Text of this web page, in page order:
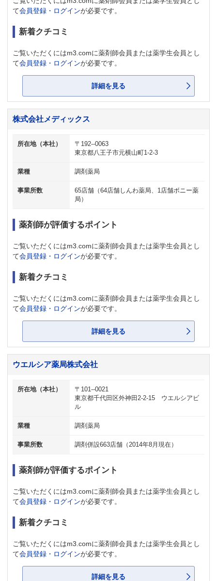
て会員登録・ログインが必要です。
新着クチコミ
ご覧いただくにはm3.comに薬剤師会員または薬学生会員とし
て会員登録・ログインが必要です。
詳細を見る
株式会社メディックス
所在地（本社）
〒192--0063
東京都八王子市元横山町1-2-3
業種 調剤薬局
事業所数
65店舗（64店舗しんわ薬局、1店舗ボニー薬
局）
薬剤師が評価するポイント
ご覧いただくにはm3.comに薬剤師会員または薬学生会員とし
て会員登録・ログインが必要です。
新着クチコミ
ご覧いただくにはm3.comに薬剤師会員または薬学生会員とし
て会員登録・ログインが必要です。
詳細を見る
ウエルシア薬局株式会社
所在地（本社）
〒101--0021
東京都千代田区外神田2-2-15 ウエルシアビ
ル
業種 調剤薬局
事業所数 調剤併設663店舗（2014年8月現在）
薬剤師が評価するポイント
ご覧いただくにはm3.comに薬剤師会員または薬学生会員とし
て会員登録・ログインが必要です。
新着クチコミ
ご覧いただくにはm3.comに薬剤師会員または薬学生会員とし
て会員登録・ログインが必要です。
詳細を見る